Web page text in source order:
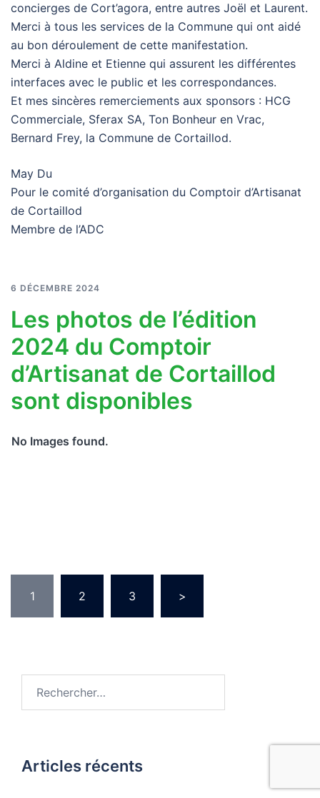
concierges de Cort’agora, entre autres Joël et Laurent.
Merci à tous les services de la Commune qui ont aidé
au bon déroulement de cette manifestation.
Merci à Aldine et Etienne qui assurent les différentes
interfaces avec le public et les correspondances.
Et mes sincères remerciements aux sponsors : HCG
Commerciale, Sferax SA, Ton Bonheur en Vrac,
Bernard Frey, la Commune de Cortaillod.
May Du
Pour le comité d’organisation du Comptoir d’Artisanat
de Cortaillod
Membre de l’ADC
6 DÉCEMBRE 2024
Les photos de l’édition
2024 du Comptoir
d’Artisanat de Cortaillod
sont disponibles
No Images found.
des
publications
1 2 3 >
Articles récents